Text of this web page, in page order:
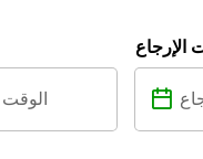
الإرجاع